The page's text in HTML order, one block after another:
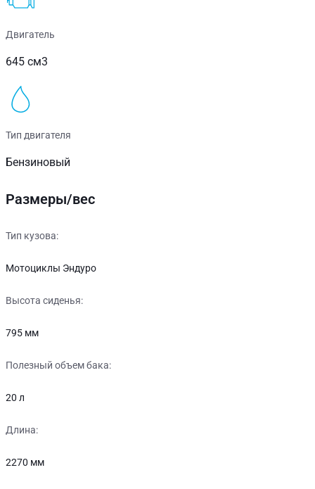
Двигатель
645 см3
Тип двигателя
Бензиновый
Размеры/вес
Тип кузова:
Мотоциклы Эндуро
Высота сиденья:
795 мм
Полезный объем бака:
20 л
Длина:
2270 мм